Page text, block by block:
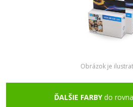
Obrázok je
ĎALŠIE FARBYdo